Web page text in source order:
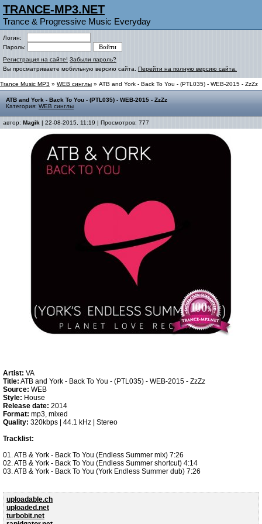
TRANCE-MP3.NET
Trance & Progressive Music Everyday
Логин:
Пароль:
Регистрация на сайте! Забыли пароль?
Вы просматриваете мобильную версию сайта. Перейти на полную версию сайта.
Trance Music MP3 » WEB синглы » ATB and York - Back To You - (PTL035) - WEB-2015 - ZzZz
ATB and York - Back To You - (PTL035) - WEB-2015 - ZzZz
Категория: WEB синглы
автор: Magik | 22-08-2015, 11:19 | Просмотров: 777
Artist: VA
Title: ATB and York - Back To You - (PTL035) - WEB-2015 - ZzZz
Source: WEB
Style: House
Release date: 2014
Format: mp3, mixed
Quality: 320kbps | 44.1 kHz | Stereo
Tracklist:
01. ATB & York - Back To You (Endless Summer mix) 7:26
02. ATB & York - Back To You (Endless Summer shortcut) 4:14
03. ATB & York - Back To You (York Endless Summer dub) 7:26
uploadable.ch
uploaded.net
turbobit.net